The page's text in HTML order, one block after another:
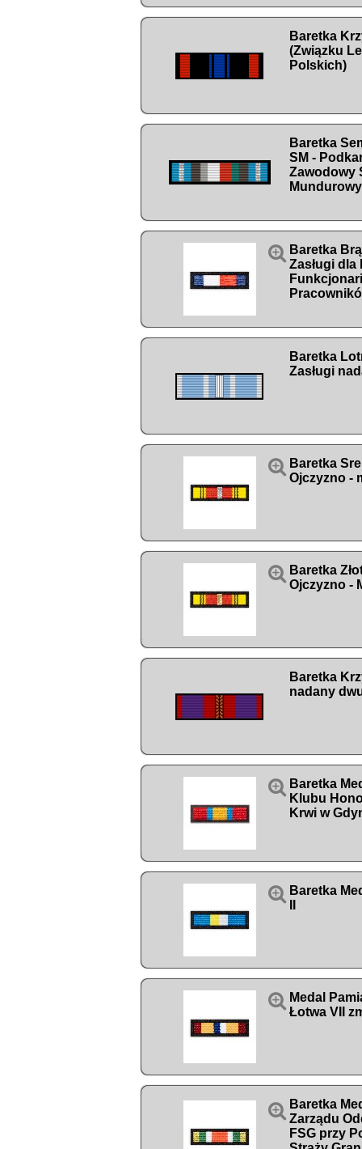
Baretka
(Związku
Polskich)
Baretka
SM -
Zawodowy
 Baretka
Zasługi
Baretka
Zasługi
 Baretka
Ojczyzno -
 Baretka
Ojczyzno -
Baretka
nadany
 Baretka
Klubu
Krwi w
 Baretka
 Medal
Łotwa VII
 Baretka
Zarządu
FSG przy